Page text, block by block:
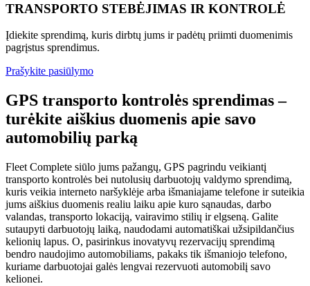
TRANSPORTO STEBĖJIMAS IR KONTROLĖ
Įdiekite sprendimą, kuris dirbtų jums ir padėtų priimti duomenimis
pagrįstus sprendimus.
Prašykite pasiūlymo
GPS transporto kontrolės sprendimas –
turėkite aiškius duomenis apie savo
automobilių parką
Fleet Complete siūlo jums pažangų, GPS pagrindu veikiantį
transporto kontrolės bei nutolusių darbuotojų valdymo sprendimą,
kuris veikia interneto naršyklėje arba išmaniajame telefone ir suteikia
jums aiškius duomenis realiu laiku apie kuro sąnaudas, darbo
valandas, transporto lokaciją, vairavimo stilių ir elgseną. Galite
sutaupyti darbuotojų laiką, naudodami automatiškai užsipildančius
kelionių lapus. O, pasirinkus inovatyvų rezervacijų sprendimą
bendro naudojimo automobiliams, pakaks tik išmaniojo telefono,
kuriame darbuotojai galės lengvai rezervuoti automobilį savo
kelionei.